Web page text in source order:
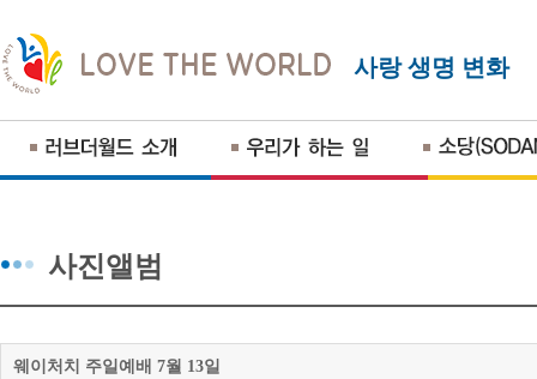
사랑 생명 변화
사진앨범
웨이처치 주일예배 7월 13일